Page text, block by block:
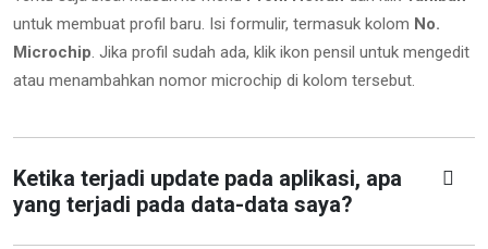
untuk membuat profil baru. Isi formulir, termasuk kolom No.
Microchip. Jika profil sudah ada, klik ikon pensil untuk mengedit
atau menambahkan nomor microchip di kolom tersebut.
Ketika terjadi update pada aplikasi, apa
yang terjadi pada data-data saya?